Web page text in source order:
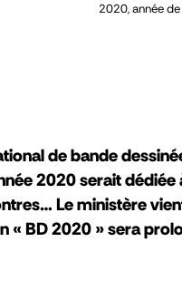
2020, année
de bande
2020 serait dédiée
Le ministère
« BD 2020 » sera